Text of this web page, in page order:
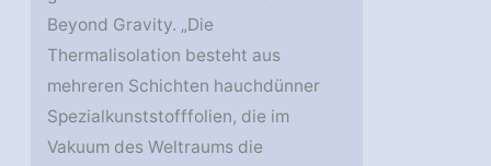
Beyond Gravity. „Die
Thermalisolation besteht aus
mehreren Schichten hauchdünner
Spezialkunststofffolien, die im
Vakuum des Weltraums die